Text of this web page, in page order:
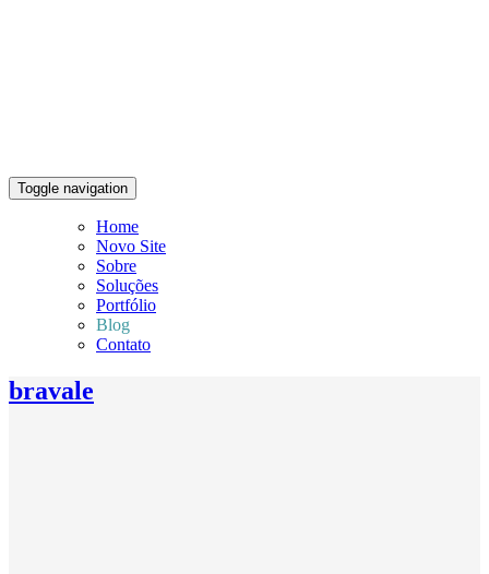
Toggle navigation
Home
Novo Site
Sobre
Soluções
Portfólio
Blog
Contato
bravale